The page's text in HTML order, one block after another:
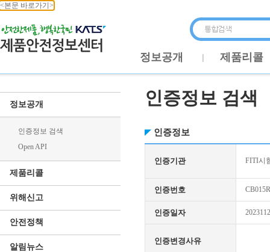
<본문 바로가기>
정보공개 제품리콜
정보공개
인증정보 검색
Open API
제품리콜
위해신고
안전정책
알림뉴스
인증정보 검색
인증정보
인증기관 FITI시
인증번호
인증일자
인증변경사유